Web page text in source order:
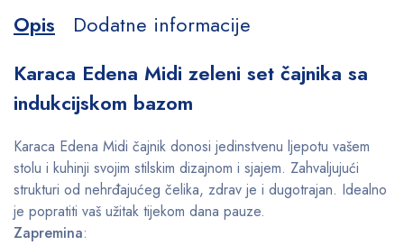
Opis
Dodatne informacije
Karaca Edena Midi zeleni set čajnika sa
indukcijskom bazom
Karaca Edena Midi čajnik donosi jedinstvenu ljepotu vašem
stolu i kuhinji svojim stilskim dizajnom i sjajem. Zahvaljujući
strukturi od nehrđajućeg čelika, zdrav je i dugotrajan. Idealno
je popratiti vaš užitak tijekom dana pauze.
Zapremina: